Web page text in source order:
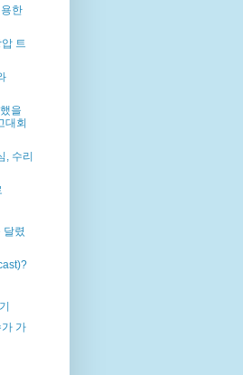
한
트
을
대회
, 수리
달렸
가